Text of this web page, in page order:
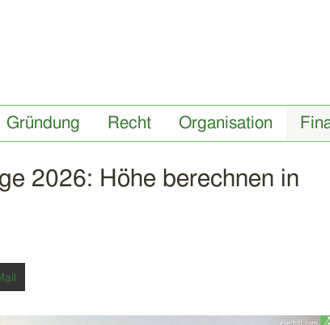
Gründung Recht Organisation
2026: Höhe berechnen in